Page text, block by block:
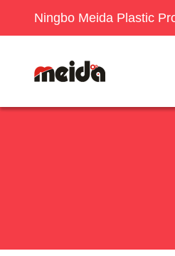
Ningbo Meida Plastic